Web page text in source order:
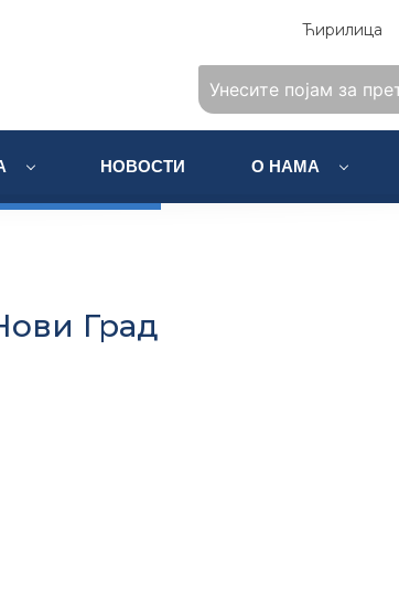
Ћирилица
НОВОСТИ О НАМА
Град